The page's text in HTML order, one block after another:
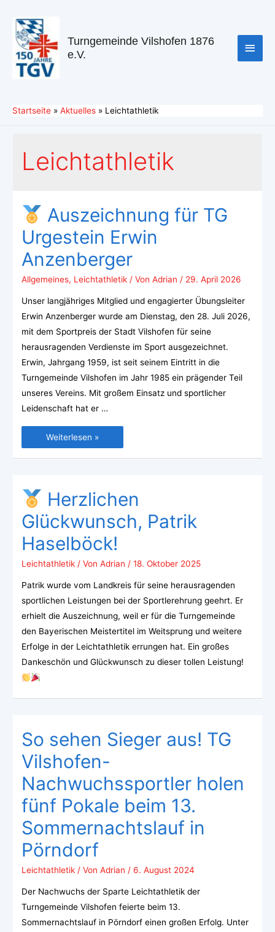
Turngemeinde Vilshofen 1876
e.V.
Startseite Aktuelles Leichtathletik
Leichtathletik
Auszeichnung für TG
Urgestein Erwin
Anzenberger
Allgemeines, Leichtathletik/ Von Adrian / 29. April 2026
Unser langjähriges Mitglied und engagierter Übungsleiter
Erwin Anzenberger wurde am Dienstag, den 28. Juli 2026,
mit dem Sportpreis der Stadt Vilshofen für seine
herausragenden Verdienste im Sport ausgezeichnet.
Erwin, Jahrgang 1959, ist seit seinem Eintritt in die
Turngemeinde Vilshofen im Jahr 1985 ein prägender Teil
unseres Vereins. Mit großem Einsatz und sportlicher
Leidenschaft hat er …
Weiterlesen »
Herzlichen
Glückwunsch, Patrik
Haselböck!
Leichtathletik/ Von Adrian / 18. Oktober 2025
Patrik wurde vom Landkreis für seine herausragenden
sportlichen Leistungen bei der Sportlerehrung geehrt. Er
erhielt die Auszeichnung, weil er für die Turngemeinde
den Bayerischen Meistertitel im Weitsprung und weitere
Erfolge in der Leichtathletik errungen hat. Ein großes
Dankeschön und Glückwunsch zu dieser tollen Leistung!
So sehen Sieger aus! TG
Vilshofen-
Nachwuchssportler holen
fünf Pokale beim 13.
Sommernachtslauf in
Pörndorf
Leichtathletik/ Von Adrian / 6. August 2024
Der Nachwuchs der Sparte Leichtathletik der
Turngemeinde Vilshofen feierte beim 13.
Sommernachtslauf in Pörndorf einen großen Erfolg. Unter